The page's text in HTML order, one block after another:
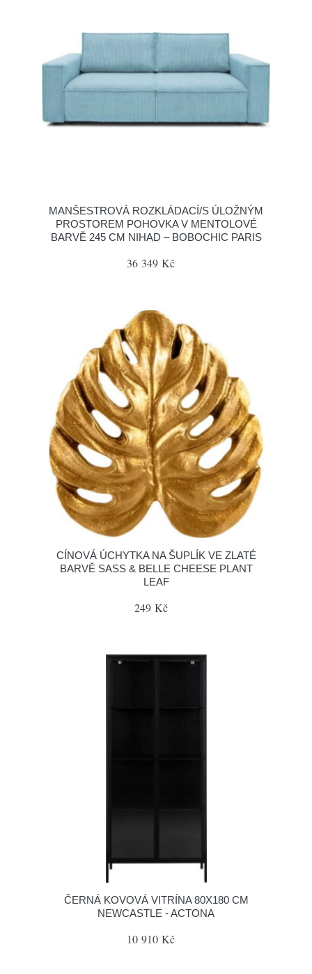
MANŠESTROVÁ ROZKLÁDACÍ/S ÚLOŽNÝM
PROSTOREM POHOVKA V MENTOLOVÉ
BARVĚ 245 CM NIHAD – BOBOCHIC PARIS
36 349 Kč
CÍNOVÁ ÚCHYTKA NA ŠUPLÍK VE ZLATÉ
BARVĚ SASS & BELLE CHEESE PLANT
LEAF
249 Kč
ČERNÁ KOVOVÁ VITRÍNA 80X180 CM
NEWCASTLE - ACTONA
10 910 Kč